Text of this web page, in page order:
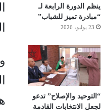
ينظم الدورة الرابعة لـ
“مبادرة تميز للشباب”
23 يوليو، 2026
“التوحيد والإصلاح” تدعو
لجعل الانتخابات القادمة